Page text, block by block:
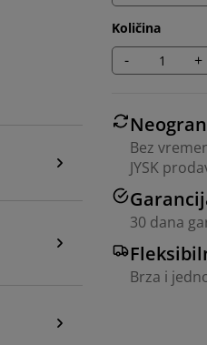
Količina
- +
Bez
JYSK
30 dana
Brza i